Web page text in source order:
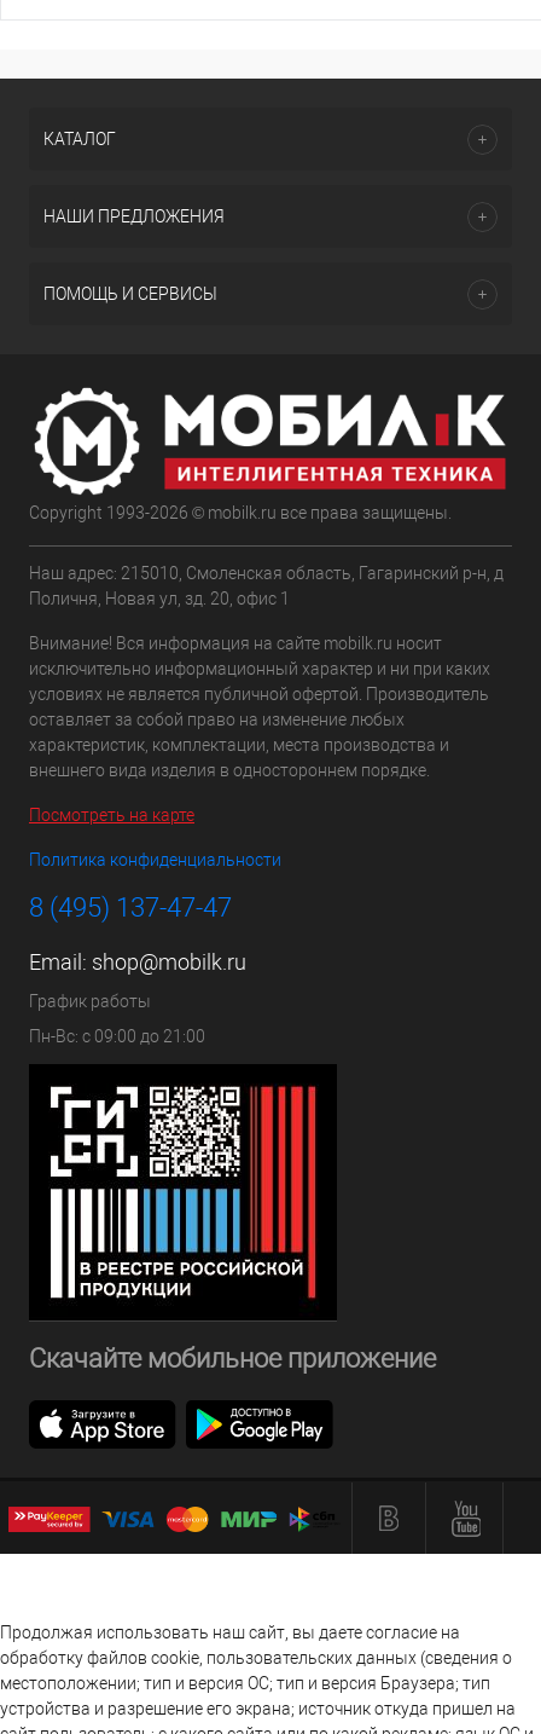
КАТАЛОГ
НАШИ ПРЕДЛОЖЕНИЯ
ПОМОЩЬ И СЕРВИСЫ
Copyright 1993-2026 © mobilk.ru все права защищены.
Наш адрес: 215010, Смоленская область, Гагаринский р-н, д
Поличня, Новая ул, зд. 20, офис 1
Внимание! Вся информация на сайте mobilk.ru носит
исключительно информационный характер и ни при каких
условиях не является публичной офертой. Производитель
оставляет за собой право на изменение любых
характеристик, комплектации, места производства и
внешнего вида изделия в одностороннем порядке.
Посмотреть на карте
Политика конфиденциальности
8 (495) 137-47-47
Email: shop@mobilk.ru
График работы
Пн-Вс: с 09:00 до 21:00
Скачайте мобильное приложение
Продолжая использовать наш сайт, вы даете согласие на
обработку файлов cookie, пользовательских данных (сведения о
местоположении; тип и версия ОС; тип и версия Браузера; тип
устройства и разрешение его экрана; источник откуда пришел на